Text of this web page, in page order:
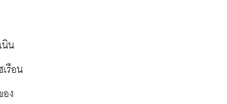
นิน
รือน
อง